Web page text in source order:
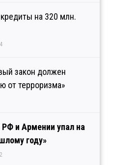
на 320 млн.
закон должен
от терроризма»
РФ и Армении упал на
году»